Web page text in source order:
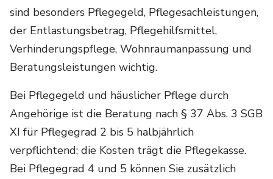
sind besonders Pflegegeld, Pflegesachleistungen,
der Entlastungsbetrag, Pflegehilfsmittel,
Verhinderungspflege, Wohnraumanpassung und
Beratungsleistungen wichtig.
Bei Pflegegeld und häuslicher Pflege durch
Angehörige ist die Beratung nach § 37 Abs. 3 SGB
XI für Pflegegrad 2 bis 5 halbjährlich
verpflichtend; die Kosten trägt die Pflegekasse.
Bei Pflegegrad 4 und 5 können Sie zusätzlich